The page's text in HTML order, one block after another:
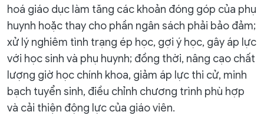
hoá giáo dục làm tăng các khoản đóng góp của phụ
huynh hoặc thay cho phần ngân sách phải bảo đảm;
xử lý nghiêm tình trạng ép học, gợi ý học, gây áp lực
với học sinh và phụ huynh; đồng thời, nâng cạo chất
lượng giờ học chính khoa, giảm áp lực thi cử, minh
bạch tuyển sinh, điều chỉnh chương trình phù hợp
và cải thiện động lực của giáo viên.